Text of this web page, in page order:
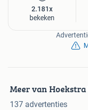
Openingstijden
Maandag t/m Vrijdag:
📞 Tel/WhatsApp:
📨 E-mail:
2.181x
bekeken
Meer van
137 advertenties